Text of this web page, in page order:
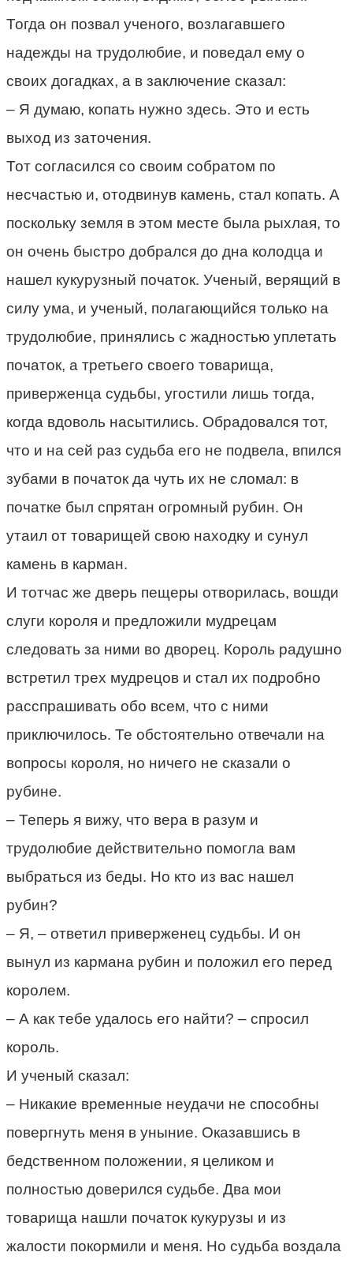
Тогда он позвал ученого, возлагавшего
надежды на трудолюбие, и поведал ему о
своих догадках, а в заключение сказал:
– Я думаю, копать нужно здесь. Это и есть
выход из заточения.
Тот согласился со своим собратом по
несчастью и, отодвинув камень, стал копать. А
поскольку земля в этом месте была рыхлая, то
он очень быстро добрался до дна колодца и
нашел кукурузный початок. Ученый, верящий в
силу ума, и ученый, полагающийся только на
трудолюбие, принялись с жадностью уплетать
початок, а третьего своего товарища,
приверженца судьбы, угостили лишь тогда,
когда вдоволь насытились. Обрадовался тот,
что и на сей раз судьба его не подвела, впился
зубами в початок да чуть их не сломал: в
початке был спрятан огромный рубин. Он
утаил от товарищей свою находку и сунул
камень в карман.
И тотчас же дверь пещеры отворилась, вошди
слуги короля и предложили мудрецам
следовать за ними во дворец. Король радушно
встретил трех мудрецов и стал их подробно
расспрашивать обо всем, что с ними
приключилось. Те обстоятельно отвечали на
вопросы короля, но ничего не сказали о
рубине.
– Теперь я вижу, что вера в разум и
трудолюбие действительно помогла вам
выбраться из беды. Но кто из вас нашел
рубин?
– Я, – ответил приверженец судьбы. И он
вынул из кармана рубин и положил его перед
королем.
– А как тебе удалось его найти? – спросил
король.
И ученый сказал:
– Никакие временные неудачи не способны
повергнуть меня в уныние. Оказавшись в
бедственном положении, я целиком и
полностью доверился судьбе. Два мои
товарища нашли початок кукурузы и из
жалости покормили и меня. Но судьба воздала